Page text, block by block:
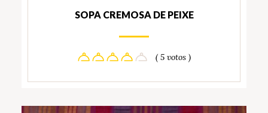
SOPA CREMOSA DE PEIXE
( 5 votos )